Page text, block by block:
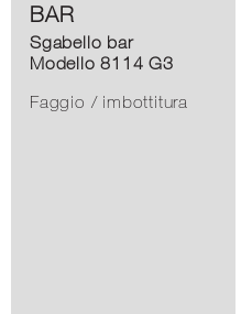
BAR
Sgabello bar
Modello 8114 G3
Faggio / imbottitura